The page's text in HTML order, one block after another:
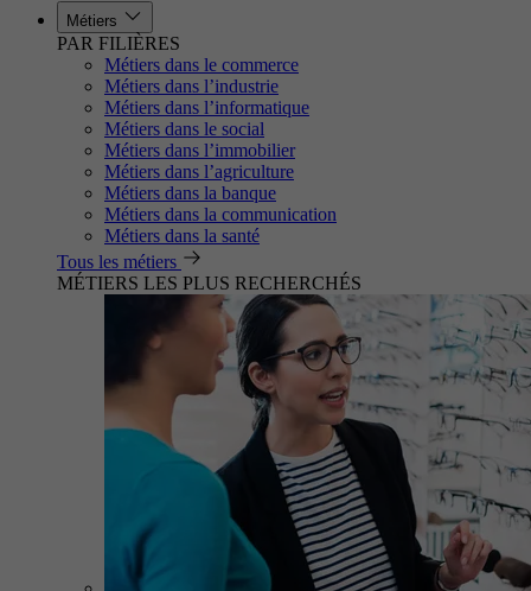
Métiers
PAR FILIÈRES
Métiers dans le commerce
Métiers dans l’industrie
Métiers dans l’informatique
Métiers dans le social
Métiers dans l’immobilier
Métiers dans l’agriculture
Métiers dans la banque
Métiers dans la communication
Métiers dans la santé
Tous les métiers
MÉTIERS LES PLUS RECHERCHÉS